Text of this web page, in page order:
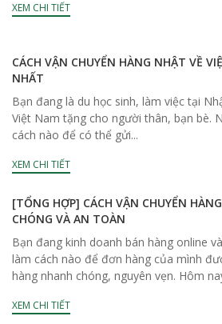
XEM CHI TIẾT
CÁCH VẬN CHUYỂN HÀNG NHẬT VỀ
NHẤT
Bạn đang là du học sinh, làm việc tại
Việt Nam tặng cho người thân, bạn bè.
cách nào để có thể gửi...
XEM CHI TIẾT
[TỔNG HỢP] CÁCH VẬN CHUYỂN
CHÓNG VÀ AN TOÀN
Bạn đang kinh doanh bán hàng online
làm cách nào để đơn hàng của mình
hàng nhanh chóng, nguyên vẹn. Hôm
XEM CHI TIẾT